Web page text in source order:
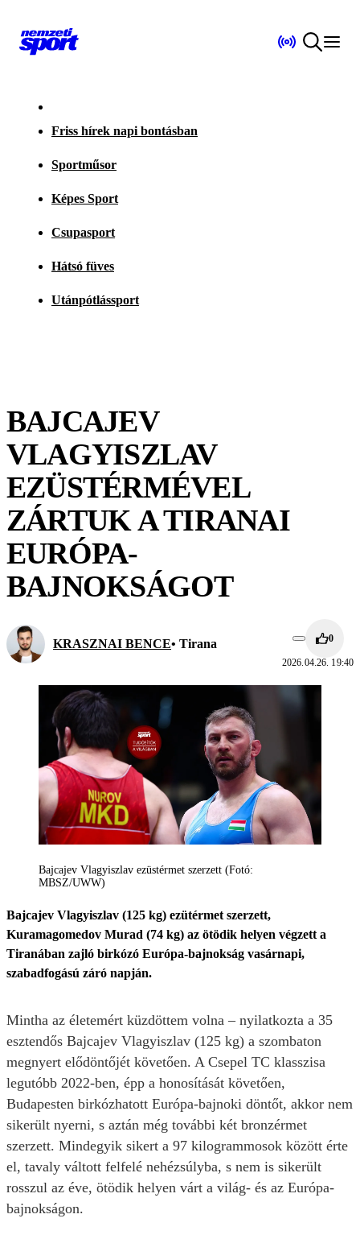
Friss hírek napi bontásban
Sportműsor
Képes Sport
Csupasport
Hátsó füves
Utánpótlássport
BAJCAJEV
VLAGYISZLAV
EZÜSTÉRMÉVEL
ZÁRTUK A TIRANAI
EURÓPA-
BAJNOKSÁGOT
KRASZNAI BENCE• Tirana 0
2026.04.26. 19:40
Bajcajev Vlagyiszlav ezüstérmet szerzett (Fotó:
MBSZ/UWW)
Bajcajev Vlagyiszlav (125 kg) ezütérmet szerzett,
Kuramagomedov Murad (74 kg) az ötödik helyen végzett a
Tiranában zajló birkózó Európa-bajnokság vasárnapi,
szabadfogású záró napján.
Mintha az életemért küzdöttem volna – nyilatkozta a 35
esztendős Bajcajev Vlagyiszlav (125 kg) a szombaton
megnyert elődöntőjét követően. A Csepel TC klasszisa
legutóbb 2022-ben, épp a honosítását követően,
Budapesten birkózhatott Európa-bajnoki döntőt, akkor nem
sikerült nyerni, s aztán még további két bronzérmet
szerzett. Mindegyik sikert a 97 kilogrammosok között érte
el, tavaly váltott felfelé nehézsúlyba, s nem is sikerült
rosszul az éve, ötödik helyen várt a világ- és az Európa-
bajnokságon.